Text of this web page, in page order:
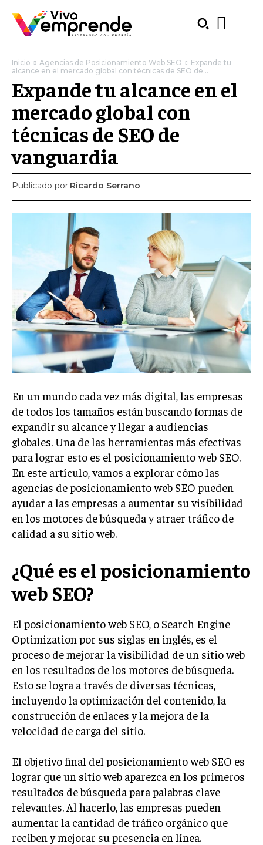
Welcome to Liberty Case
We have a curated list of the most noteworthy news from all
across the globe. With any subscription plan, you get access
toexclusive articles that let you stay ahead of the curve.
Your Profile
NEWS LIFESTYLE PUBLIC OPINION
LIFESTYLE
MARKETING
ESTRATEGIAS DE MARKETING
AGENCIAS DE MARKETING
VENTA DE ENLACES
MARKETING DIGITAL
PUBLICIDAD
VENTAS Y PERSUASIÓN
GESTIÓN DE PRODUCTOS
GESTIÓN DE MARCA
INVESTIGACIÓN DE MERCADO
ANÁLISIS DE COMPETENCIA
GESTIÓN DE CLIENTES
Inicio Agencias de Posicionamiento Web SEO
Expande tu
alcance en el mercado global con técnicas de SEO de...
Expande tu alcance en el
mercado global con
técnicas de SEO de
vanguardia
Publicado por Ricardo Serrano
En un mundo cada vez más digital, las empresas
de todos los tamaños están buscando formas de
expandir su alcance y llegar a audiencias
globales. Una de las herramientas más efectivas
para lograr esto es el posicionamiento web SEO.
En este artículo, vamos a explorar cómo las
agencias de posicionamiento web SEO pueden
ayudar a las empresas a aumentar su visibilidad
en los motores de búsqueda y atraer tráfico de
calidad a su sitio web.
¿Qué es el posicionamiento
web SEO?
El posicionamiento web SEO, o Search Engine
Optimization por sus siglas en inglés, es el
proceso de mejorar la visibilidad de un sitio web
en los resultados de los motores de búsqueda.
Esto se logra a través de diversas técnicas,
incluyendo la optimización del contenido, la
construcción de enlaces y la mejora de la
velocidad de carga del sitio.
El objetivo final del posicionamiento web SEO es
lograr que un sitio web aparezca en los primeros
resultados de búsqueda para palabras clave
relevantes. Al hacerlo, las empresas pueden
aumentar la cantidad de tráfico orgánico que
reciben y mejorar su presencia en línea.